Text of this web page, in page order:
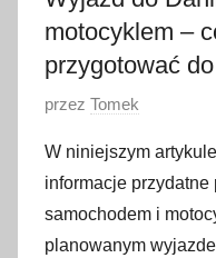
3
motocyklem –
przygotować
O
u
b
l
i
przez Tomek
W niniejszym
informacje
samochodem i
planowanym